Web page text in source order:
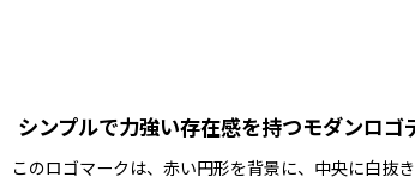
シンプルで力強い存在感を持つモダンロゴ
このロゴマークは、赤い円形を背景に、中央に白抜